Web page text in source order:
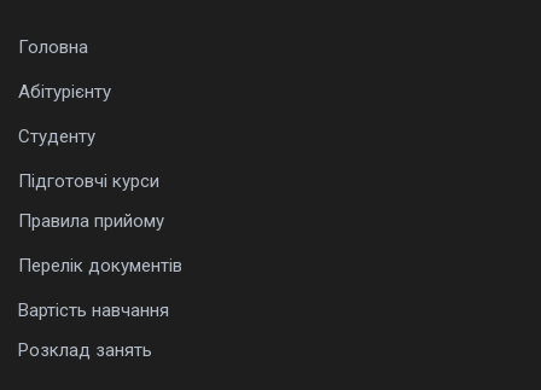
Головна
Абітурієнту
Студенту
Підготовчі курси
Правила прийому
Перелік документів
Вартість навчання
Розклад занять